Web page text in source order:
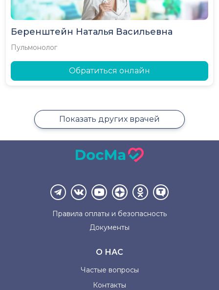
Беренштейн Наталья Васильевна
Пульмонолог
Обратиться онлайн
Показать других врачей
Правила оплаты и безопасность
Документы
О НАС
Частые вопросы
Контакты